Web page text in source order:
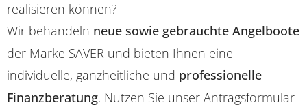
realisieren können?
Wir behandeln neue sowie gebrauchte Angelboote
der Marke SAVER und bieten Ihnen eine
individuelle, ganzheitliche und professionelle
Finanzberatung. Nutzen Sie unser Antragsformular